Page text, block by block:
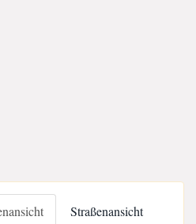
Straßenansicht